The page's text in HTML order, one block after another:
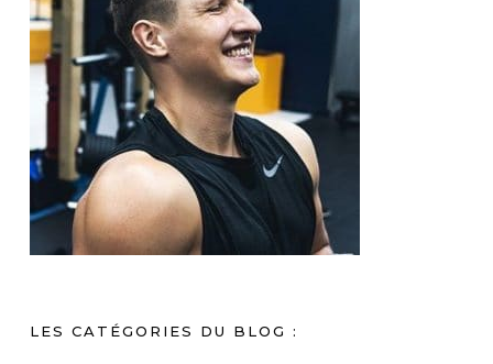
LES CATÉGORIES DU BLOG :